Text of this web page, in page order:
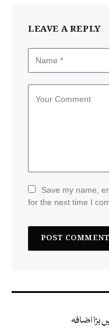
LEAVE A REPLY
Save my name,
for the next time I